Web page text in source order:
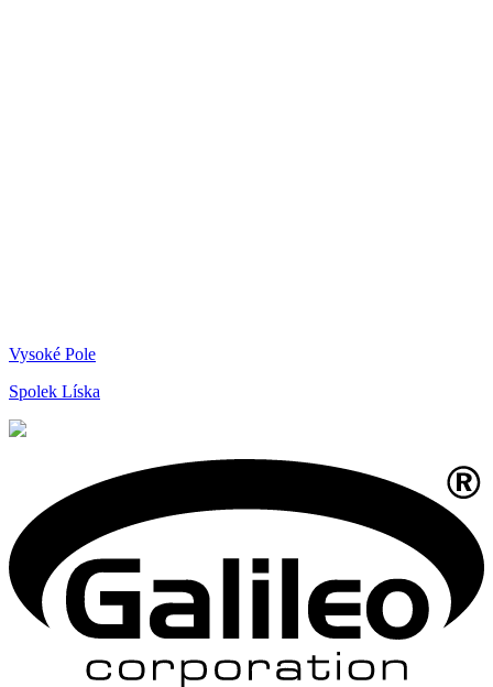
Vysoké Pole
Spolek Líska